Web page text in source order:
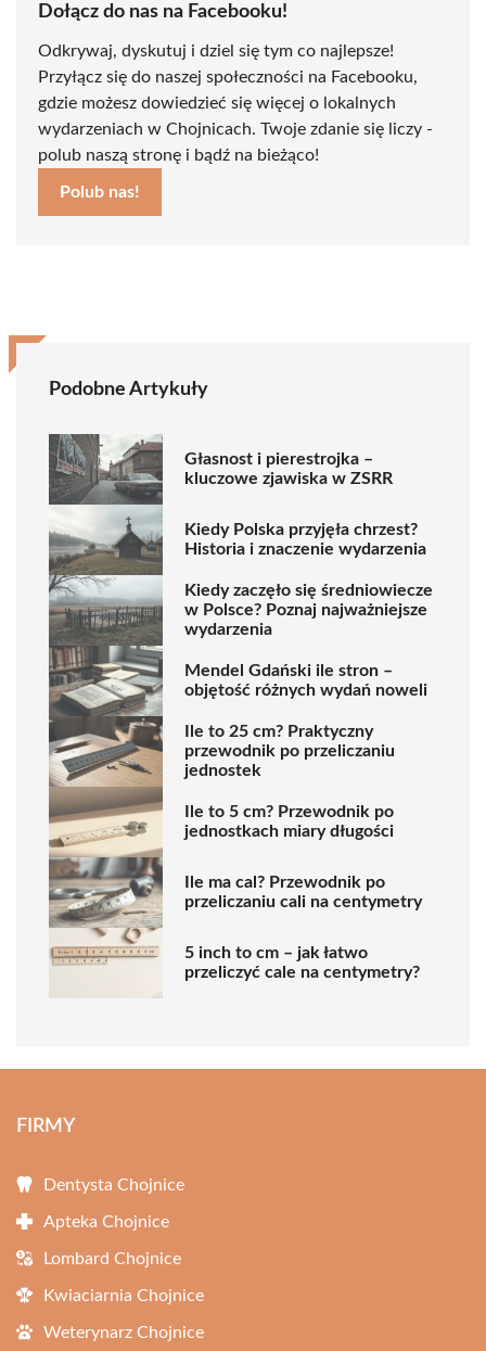
Dołącz do nas na Facebooku!
Odkrywaj, dyskutuj i dziel się tym co najlepsze!
Przyłącz się do naszej społeczności na Facebooku,
gdzie możesz dowiedzieć się więcej o lokalnych
wydarzeniach w Chojnicach. Twoje zdanie się liczy -
polub naszą stronę i bądź na bieżąco!
Polub nas!
Podobne Artykuły
Głasnost i pierestrojka –
kluczowe zjawiska w ZSRR
Kiedy Polska przyjęła chrzest?
Historia i znaczenie wydarzenia
Kiedy zaczęło się średniowiecze
w Polsce? Poznaj najważniejsze
wydarzenia
Mendel Gdański ile stron –
objętość różnych wydań noweli
Ile to 25 cm? Praktyczny
przewodnik po przeliczaniu
jednostek
Ile to 5 cm? Przewodnik po
jednostkach miary długości
Ile ma cal? Przewodnik po
przeliczaniu cali na centymetry
5 inch to cm – jak łatwo
przeliczyć cale na centymetry?
FIRMY
Dentysta Chojnice
Apteka Chojnice
Lombard Chojnice
Kwiaciarnia Chojnice
Weterynarz Chojnice